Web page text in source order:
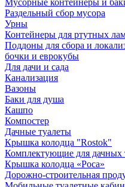
Мусорные контейнеры и
Раздельный сбор мусора
Урны
Контейнеры для ртутных
Поддоны для сбора и
бочки и еврокубы
Для дачи и сада
Канализация
Вазоны
Баки для душа
Кашпо
Компостер
Дачные туалеты
Крышка колодца "Rostok"
Комплектующие для дачных
Крышка колодца «Роса»
Дорожно-строительная